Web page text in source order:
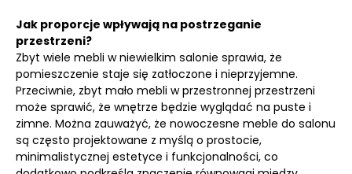
Jak proporcje wpływają na postrzeganie
przestrzeni?
Zbyt wiele mebli w niewielkim salonie sprawia, że
pomieszczenie staje się zatłoczone i nieprzyjemne.
Przeciwnie, zbyt mało mebli w przestronnej przestrzeni
może sprawić, że wnętrze będzie wyglądać na puste i
zimne. Można zauważyć, że nowoczesne meble do salonu
są często projektowane z myślą o prostocie,
minimalistycznej estetyce i funkcjonalności, co